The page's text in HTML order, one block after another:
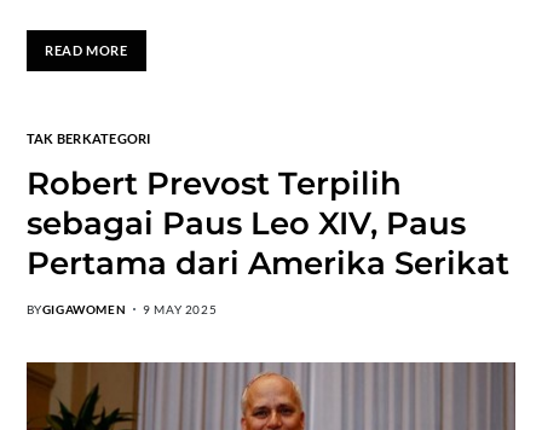
READ MORE
TAK BERKATEGORI
Robert Prevost Terpilih
sebagai Paus Leo XIV, Paus
Pertama dari Amerika Serikat
BYGIGAWOMEN 9 MAY 2025